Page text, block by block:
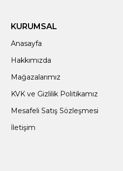
KURUMSAL
Anasayfa
Hakkımızda
Mağazalarımız
KVK ve Gizlilik Politikamız
Mesafeli Satış Sözleşmesi
İletişim